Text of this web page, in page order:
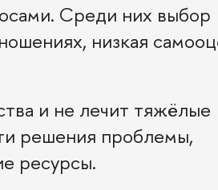
Среди них выбор
низкая
и не лечит тяжёлые
решения проблемы,
ресурсы.